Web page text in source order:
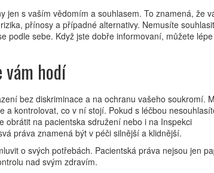
jen s vaším vědomím a souhlasem. To znamená, že
přínosy a případné alternativy. Nemusíte
podle sebe. Když jste dobře informovaní, můžete
vám hodí
bez diskriminace a na ochranu vašeho soukromí.
a kontrolovat, co v ní stojí. Pokud s léčbou
obrátit na pacientska sdružení nebo i na Inspekci
práva znamená být v péči silnější a klidnější.
o svých potřebách. Pacientská práva nejsou jen
nad svým zdravím.